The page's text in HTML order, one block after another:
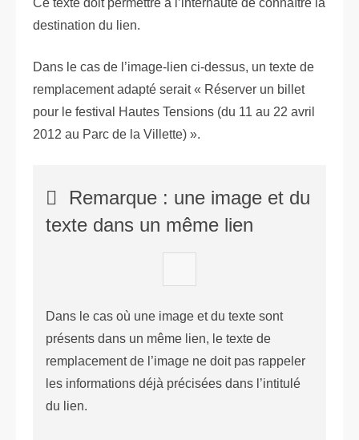
Ce texte doit permettre à l’internaute de connaître la
destination du lien.
Dans le cas de l’image-lien ci-dessus, un texte de
remplacement adapté serait « Réserver un billet
pour le festival Hautes Tensions (du 11 au 22 avril
2012 au Parc de la Villette) ».
Remarque : une image et du
texte dans un même lien
Dans le cas où une image et du texte sont
présents dans un même lien, le texte de
remplacement de l’image ne doit pas rappeler
les informations déjà précisées dans l’intitulé
du lien.